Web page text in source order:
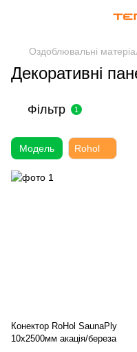
Оздоблювальні
Декоративні
Фільтр 1
Модель Rohol
Конектор RoHol SaunaPly
10x2500мм акація/береза